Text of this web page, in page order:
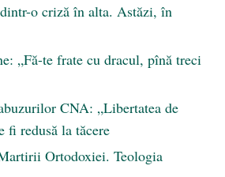
o criză în alta. Astăzi, în
„Fă-te frate cu dracul, pînă treci
CNA: „Libertatea de
fi redusă la tăcere
Ortodoxiei. Teologia